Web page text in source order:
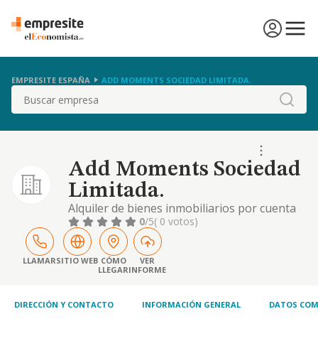
EMPRESITE ESPAÑA ADD MOMENTS SOCIEDAD LIMITADA.
Buscar
Add Moments Sociedad
Limitada.
Alquiler de bienes inmobiliarios por cuenta
propia, quedandoexcluidas todas las
actividades sujetas a legislación especial,
cuyosrequisitos no sean cumplidos por la
sociedad. cnae principal: 6820,alquiler de
bienes inmobiliarios por cuenta propia
0/5( 0 votos)
LLAMARSITIO WEB CÓMO
LLEGAR
VER
INFORME
DIRECCIÓN Y CONTACTO INFORMACIÓN GENERAL DATOS